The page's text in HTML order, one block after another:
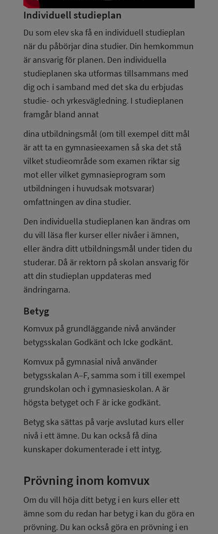
Individuell studieplan
Du som elev ska få en individuell studieplan
när du påbörjar dina studier. Din hemkommun
är ansvarig för planen. Den individuella
studieplanen ska utformas tillsammans med
dig och i samband med det ska du erbjudas
studie- och yrkesvägledning. I studieplanen
framgår bland annat
dina utbildningsmål (om till exempel ditt mål
är att ta en gymnasieexamen så ska det stå
vilket studieområde som examen riktar sig
mot eller vilket gymnasieprogram som
utbildningen i huvudsak motsvarar)
omfattningen av dina studier.
Den individuella studieplanen kan ändras om
du vill läsa fler kurser eller nivåer i ämnen,
eller ändra ditt utbildningsmål under tiden du
studerar. Då är rektorn på skolan ansvarig för
att din studieplan uppdateras med
ändringarna.
Betyg
Komvux på grundläggande nivå använder
betygsskalan Godkänt och Icke godkänt.
Komvux på gymnasial nivå använder
betygsskalan A–F, samma som i till exempel
grundskolan och i gymnasieskolan. A är
högsta betyget och F är icke godkänt.
Betyg ska sättas på varje avslutad kurs eller
nivå i ett ämne. Du kan också få dina
kunskaper dokumenterade i ett intyg.
Prövning inom komvux
Om du vill höja ditt betyg i en kurs eller ett
ämne som du redan har betyg i kan du göra en
prövning. Du kan också göra en prövning i en